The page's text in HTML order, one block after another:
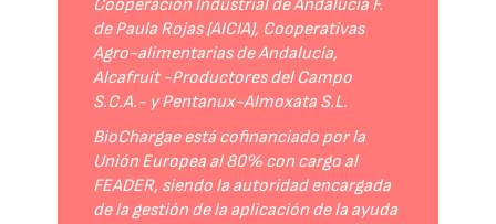
Cooperación Industrial de Andalucía F.
de Paula Rojas (AICIA), Cooperativas
Agro-alimentarias de Andalucía,
Alcafruit -Productores del Campo
S.C.A.- y Pentanux-Almoxata S.L.
BioChargae está cofinanciado por la
Unión Europea al 80% con cargo al
FEADER, siendo la autoridad encargada
de la gestión de la aplicación de la ayuda